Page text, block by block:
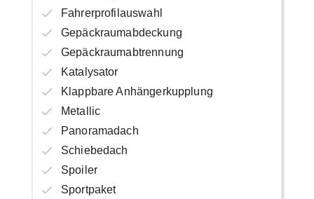
Fahrerprofilauswahl
Gepäckraumabdeckung
Gepäckraumabtrennung
Katalysator
Klappbare Anhängerkupplung
Metallic
Panoramadach
Schiebedach
Spoiler
Sportpaket